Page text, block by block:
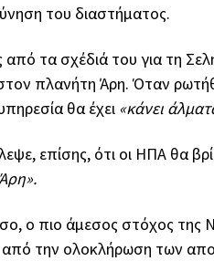
του διαστήματος.
από τα σχέδιά του για τη
πλανήτη Άρη. Όταν
θα έχει «κάνει
επίσης, ότι οι ΗΠΑ θα
ο πιο άμεσος στόχος της
την ολοκλήρωση των